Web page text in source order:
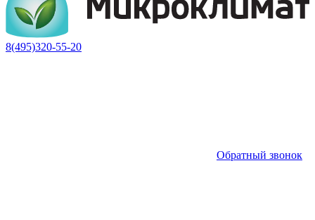
8(495)320-55-20
Обратный звонок